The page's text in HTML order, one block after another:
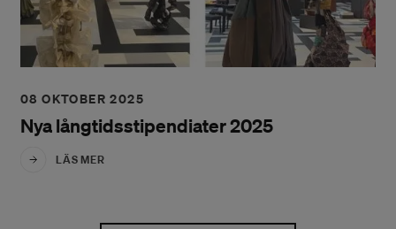
08 OKTOBER 2025
Nya långtidsstipendiater 2025
LÄS MER